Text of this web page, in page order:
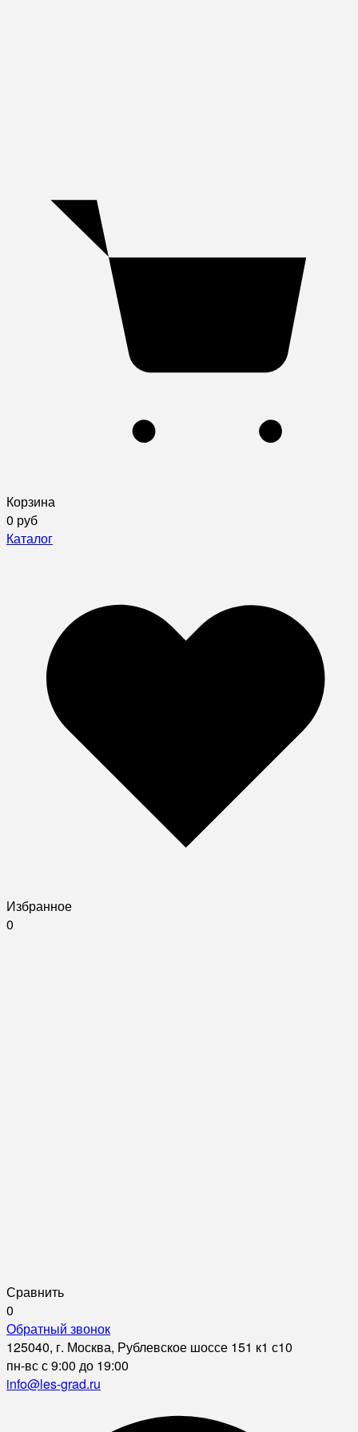
Корзина
0 руб
Каталог
Избранное
0
Сравнить
0
Обратный звонок
125040, г. Москва, Рублевское шоссе 151 к1 с10
пн-вс с 9:00 до 19:00
info@les-grad.ru